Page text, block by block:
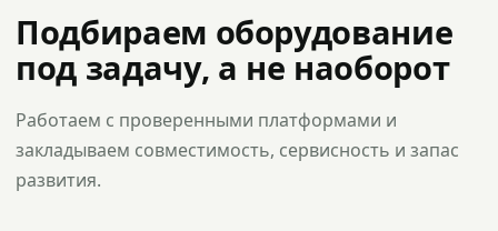
Подбираем оборудование
под задачу, а не наоборот
Работаем с проверенными платформами и
закладываем совместимость, сервисность и запас
развития.